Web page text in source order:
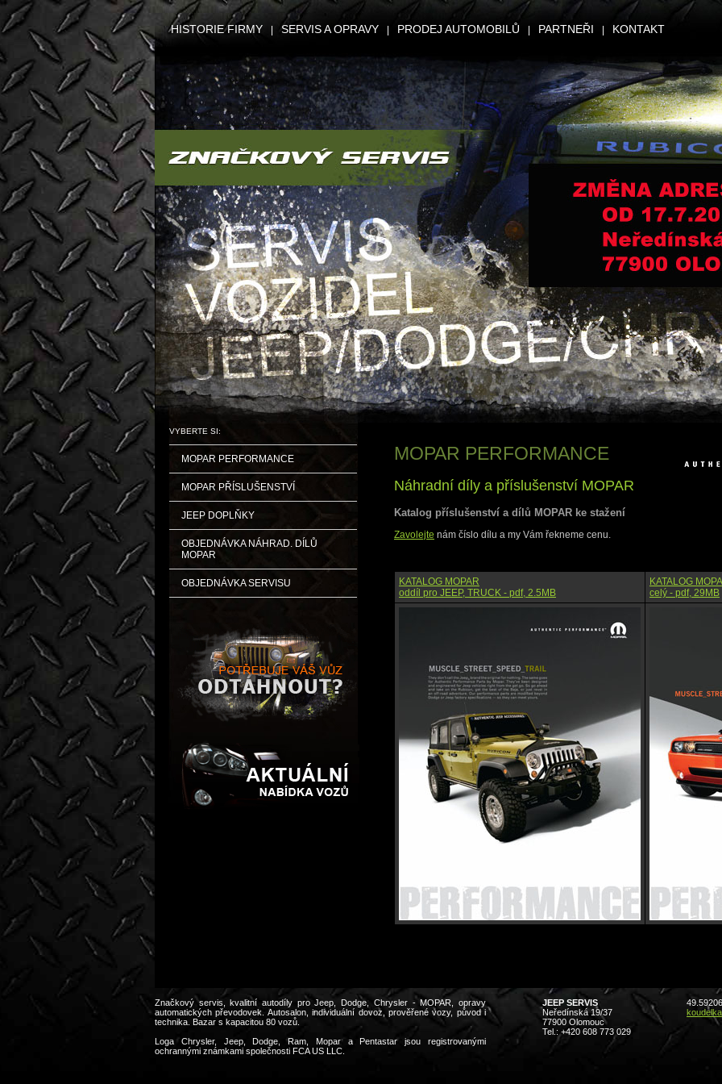
HISTORIE FIRMY SERVIS A OPRAVY PRODEJ AUTOMOBILŮ PARTNEŘI KONTAKT
VYBERTE SI:
MOPAR PERFORMANCE
MOPAR PŘÍSLUŠENSTVÍ
JEEP DOPLŇKY
OBJEDNÁVKA NÁHRAD. DÍLŮ
MOPAR
OBJEDNÁVKA SERVISU
MOPAR PERFORMANCE
Náhradní díly a příslušenství MOPAR
Katalog příslušenství a dílů MOPAR ke stažení
Zavolejte nám číslo dílu a my Vám řekneme cenu.
KATALOG MOPAR
oddíl pro JEEP, TRUCK - pdf, 2.5MB
KATALOG
celý - pdf, 29MB
Značkový servis, kvalitní autodíly pro Jeep, Dodge, Chrysler - MOPAR, opravy
automatických převodovek. Autosalon, individuální dovoz, prověřené vozy, původ i
technika. Bazar s kapacitou 80 vozů.
JEEP SERVIS
Neředínská 19/37
77900 Olomouc
Tel.: +420 608 773 029
Loga Chrysler, Jeep, Dodge, Ram, Mopar a Pentastar jsou registrovanými
ochrannými známkami společnosti FCA US LLC.